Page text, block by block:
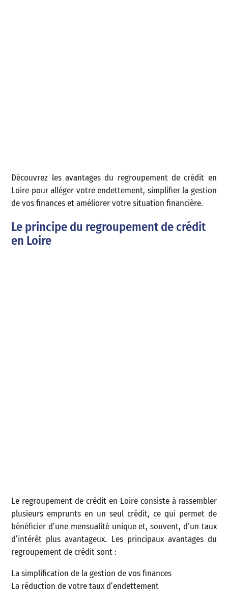
Découvrez les avantages du regroupement de crédit en
Loire pour alléger votre endettement, simplifier la gestion
de vos finances et améliorer votre situation financière.
Le principe du regroupement de crédit
en Loire
Le regroupement de crédit en Loire consiste à rassembler
plusieurs emprunts en un seul crédit, ce qui permet de
bénéficier d’une mensualité unique et, souvent, d’un taux
d’intérêt plus avantageux. Les principaux avantages du
regroupement de crédit sont :
La simplification de la gestion de vos finances
La réduction de votre taux d’endettement